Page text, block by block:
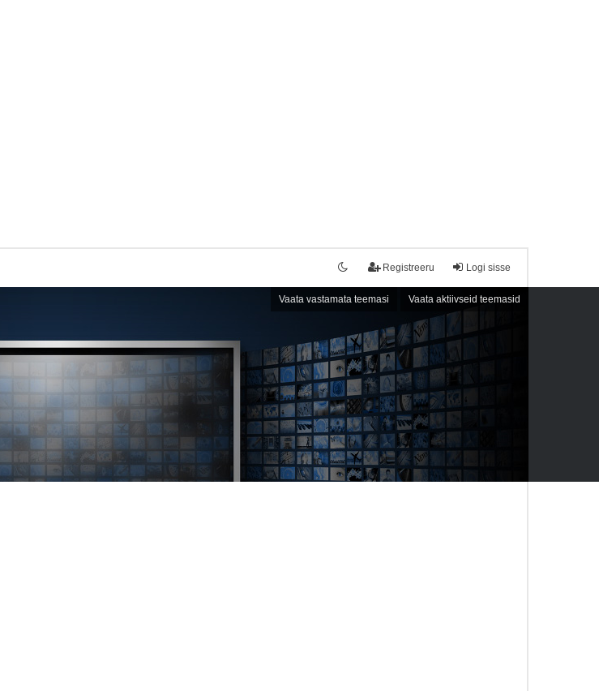
Logi sisse
Registreeru
Vaata vastamata teemasi Vaata aktiivseid teemasid